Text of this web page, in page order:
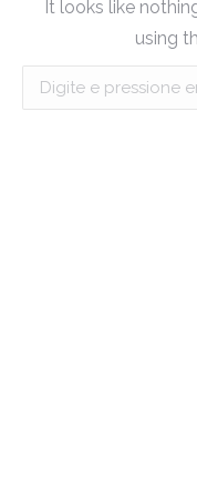
It looks like
using
Search: